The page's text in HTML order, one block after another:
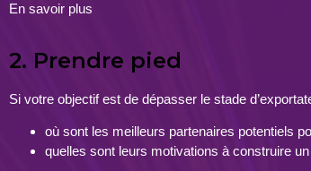
En savoir plus
2. Prendre pied
Si votre objectif est de dépasser le stade
où sont les meilleurs partenaires potentiels
quelles sont leurs motivations à construire